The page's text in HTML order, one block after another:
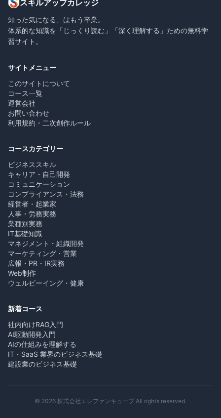
スキルアップカレッジ
知った気になる、はもう卒業。
体系的な知識を「じっくり読む」「深く理解する」ための無料学
習サイト。
サイトメニュー
このサイトについて
コース一覧
運営会社
お問い合わせ
利用規約・二次創作ルール
コースカテゴリー
ビジネススキル
キャリア・自己開発
コミュニケーション
コンプライアンス・法務
経営者・起業家
人事・労務実務
業種別実務
IT基礎知識
マネジメント・組織開発
マーケティング・営業
広報・PR・IR実務
Web制作
ウェルビーイング・健康
新着コース
社内向けRAG入門
AI駆動開発入門
AIの仕組みを理解する
IT・SaaS 業界のビジネス基礎
建設業のビジネス基礎
© 2026 株式会社エレファンキューブ All rights reserved.